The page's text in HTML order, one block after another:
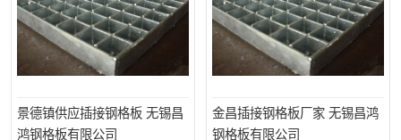
景德镇供应插接钢格板 无锡昌
鸿钢格板有限公司
金昌插接钢格板厂家 无锡昌鸿
钢格板有限公司